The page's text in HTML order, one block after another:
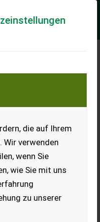
die auf Ihrem
verwenden
wenn Sie
wie Sie mit uns
zu unserer
Baumaschinen –
montiert
können sie jeden
Hofl...